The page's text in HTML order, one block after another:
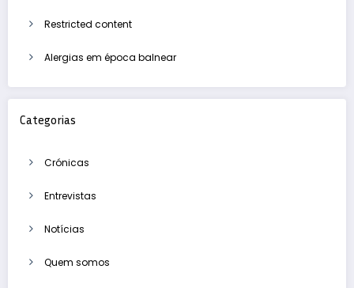
Restricted content
Alergias em época balnear
Categorias
Crónicas
Entrevistas
Notícias
Quem somos